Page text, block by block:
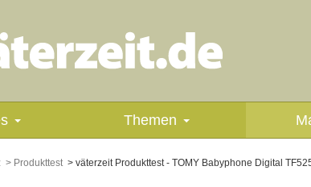
Themen
> Produkttest > väterzeit Produkttest - TOMY Babyphone Digital